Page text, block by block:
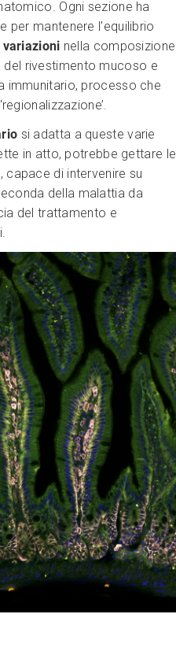
Ogni sezione ha
per mantenere l'equilibrio
variazioni nella composizione
del rivestimento mucoso e
immunitario, processo che
si adatta a queste varie
in atto, potrebbe gettare le
, capace di intervenire su
della malattia da
del trattamento e